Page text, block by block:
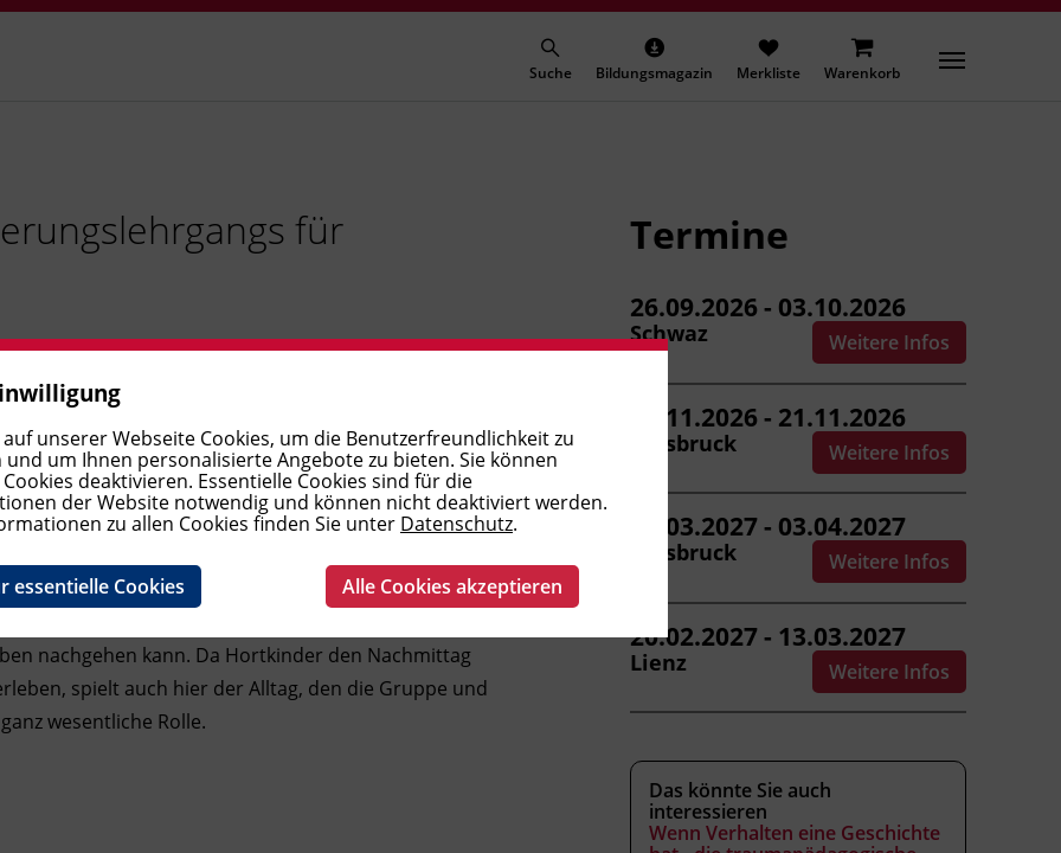
Suche Bildungsmagazin Merkliste Warenkorb
für
Einrichtung, die schulpflichtigen Kindern
Betreuung bietet. Die Institution Hort begleitet
und seiner Gesamtpersönlichkeit. Den
in schulischen Belangen auch eine große
zu. Kinder brauchen am
Erwachsenen und Kindern, mit denen sie
Zeit“. Der Hort soll liebevoll begleitete Freiräume
nachgehen kann. Da Hortkinder den Nachmittag
spielt auch hier der Alltag, den die Gruppe und
wesentliche Rolle.
Termine
26.09.2026 - 03.10.2026
Schwaz Weitere Infos
14.11.2026 - 21.11.2026
Innsbruck Weitere Infos
13.03.2027 - 03.04.2027
Innsbruck Weitere Infos
20.02.2027 - 13.03.2027
Lienz Weitere Infos
Das könnte Sie auch
interessieren
Wenn Verhalten eine Geschichte
unserer Webseite Cookies, um die Benutzerfreundlichkeit zu
und um Ihnen personalisierte Angebote zu bieten. Sie können
deaktivieren. Essentielle Cookies sind für die
der Website notwendig und können nicht deaktiviert werden.
zu allen Cookies finden Sie unter Datenschutz.
essentielle Cookies Alle Cookies akzeptieren